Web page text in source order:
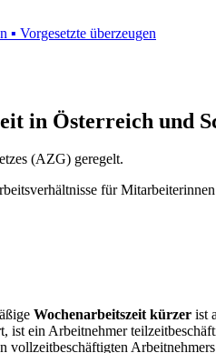
▪ Vorgesetzte überzeugen
in Österreich und
(AZG) geregelt.
für
Wochenarbeitszeit kürzer ist
ist ein Arbeitnehmer
vollzeitbeschäftigten